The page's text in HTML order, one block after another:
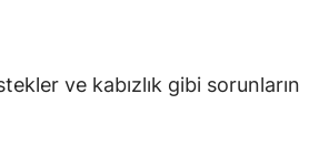
ve kabızlık gibi sorunların